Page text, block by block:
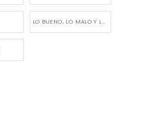
LO BUENO, LO MALO Y LO FEO